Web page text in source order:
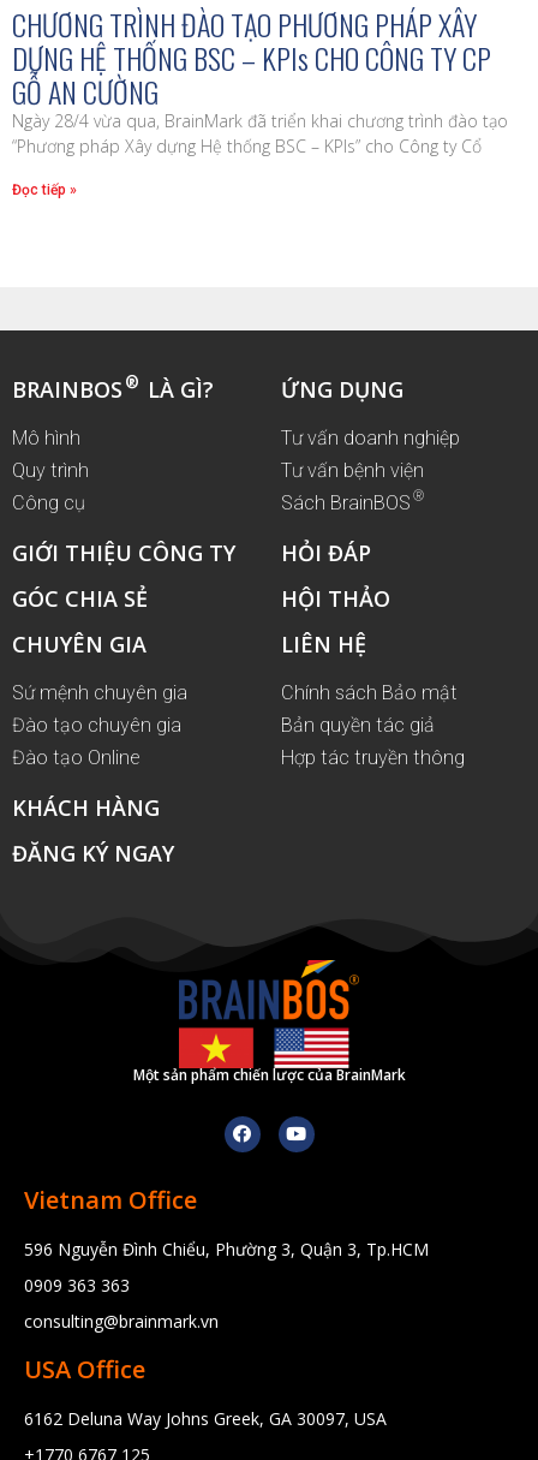
CHƯƠNG TRÌNH ĐÀO TẠO PHƯƠNG PHÁP XÂY
DỰNG HỆ THỐNG BSC – KPIs CHO CÔNG TY CP
GỖ AN CƯỜNG
Ngày 28/4 vừa qua, BrainMark đã triển khai chương trình đào tạo
“Phương pháp Xây dựng Hệ thống BSC – KPIs” cho Công ty Cổ
Đọc tiếp »
BRAINBOS ® LÀ GÌ?
Mô hình
Quy trình
Công cụ
GIỚI THIỆU CÔNG TY
GÓC CHIA SẺ
ỨNG DỤNG
Tư vấn doanh nghiệp
Tư vấn bệnh viện
Sách BrainBOS ®
HỎI ĐÁP
HỘI THẢO
CHUYÊN GIA
Sứ mệnh chuyên gia
Đào tạo chuyên gia
Đào tạo Online
KHÁCH HÀNG
ĐĂNG KÝ NGAY
LIÊN HỆ
Chính sách Bảo mật
Bản quyền tác giả
Hợp tác truyền thông
Một sản phẩm chiến lược của BrainMark
Vietnam Office
596 Nguyễn Đình Chiểu, Phường 3, Quận 3, Tp.HCM
0909 363 363
consulting@brainmark.vn
USA Office
6162 Deluna Way Johns Greek, GA 30097, USA
+1770 6767 125